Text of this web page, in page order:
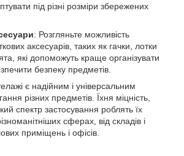
під різні розміри збережених
: Розгляньте можливість
аксесуарів, таких як гачки, лотки
які допоможуть краще організувати
безпеку предметів.
є надійним і універсальним
різних предметів. Їхня міцність,
спектр застосування роблять їх
сферах, від складів і
приміщень і офісів.